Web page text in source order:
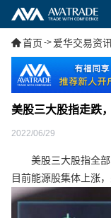
首页 -> 爱华交易资讯
美股三大股指走跌
2022/06/29
美股三大股指全部
目前能源股集体上涨